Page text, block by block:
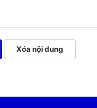
Xóa nội dung